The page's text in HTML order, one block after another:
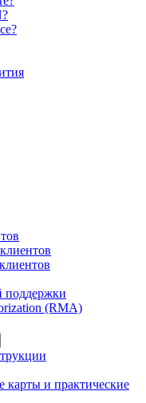
поддержки
(RMA)
карты и практические